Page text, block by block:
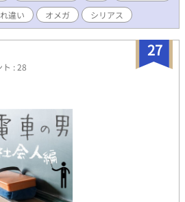
違い オメガ シリアス
27
: 28